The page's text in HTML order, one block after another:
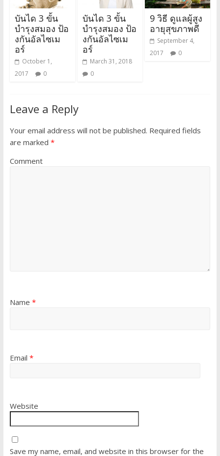
บันได 3 ขั้น
บำรุงสมอง ป้อ
งกันอัลไซเม
อร์
October 1,
2017
0
บันได 3 ขั้น
บำรุงสมอง ป้อ
งกันอัลไซเม
อร์
March 31, 2018
0
9 วิธี ดูแลผู้สูง
อายุสุขภาพดี
September 4,
2017
0
Leave a Reply
Your email address will not be published. Required fields
are marked *
Comment
Name *
Email *
Website
Save my name, email, and website in this browser for the